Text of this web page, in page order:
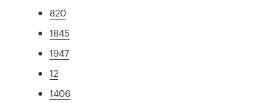
820
1845
1947
12
1406